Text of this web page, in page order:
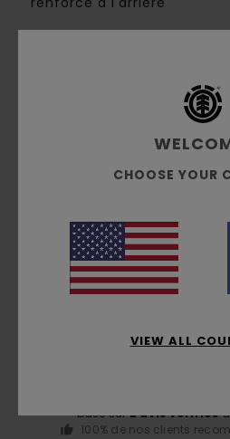
Traçabilité du produit (Loi Agec)
Livraison & Retours
Avis clients
5.0
basé sur2 avis vérifiés
100% de nos clients
CHOOSE YOUR
VIEW ALL